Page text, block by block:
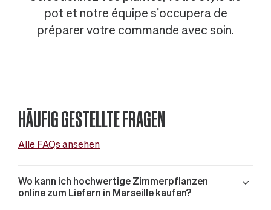
pot et notre équipe s’occupera de
préparer votre commande avec soin.
HÄUFIG GESTELLTE FRAGEN
Alle FAQs ansehen
Wo kann ich hochwertige Zimmerpflanzen
online zum Liefern in Marseille kaufen?